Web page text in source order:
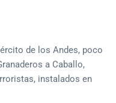
de los Andes, poco
a Caballo,
instalados en